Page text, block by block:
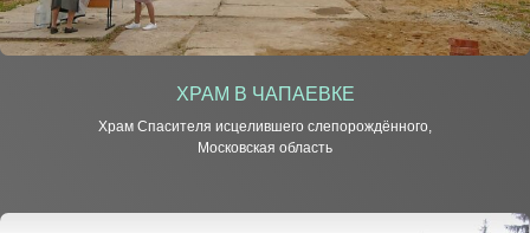
ХРАМ В ЧАПАЕВКЕ
Храм Спасителя исцелившего слепорождённого,
Московская область